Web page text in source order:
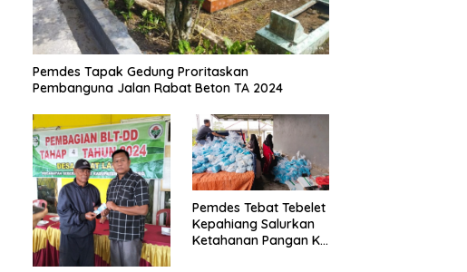
Pemdes Tapak Gedung Proritaskan
Pembanguna Jalan Rabat Beton TA 2024
Pemdes Tebat Tebelet
Kepahiang Salurkan
Ketahanan Pangan Ke